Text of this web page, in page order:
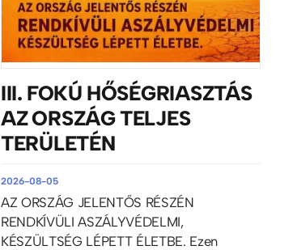
III. FOKÚ HŐSÉGRIASZTÁS
AZ ORSZÁG TELJES
TERÜLETÉN
2026-08-05
AZ ORSZÁG JELENTŐS RÉSZÉN
RENDKÍVÜLI ASZÁLYVÉDELMI,
KÉSZÜLTSÉG LÉPETT ÉLETBE. Ezen